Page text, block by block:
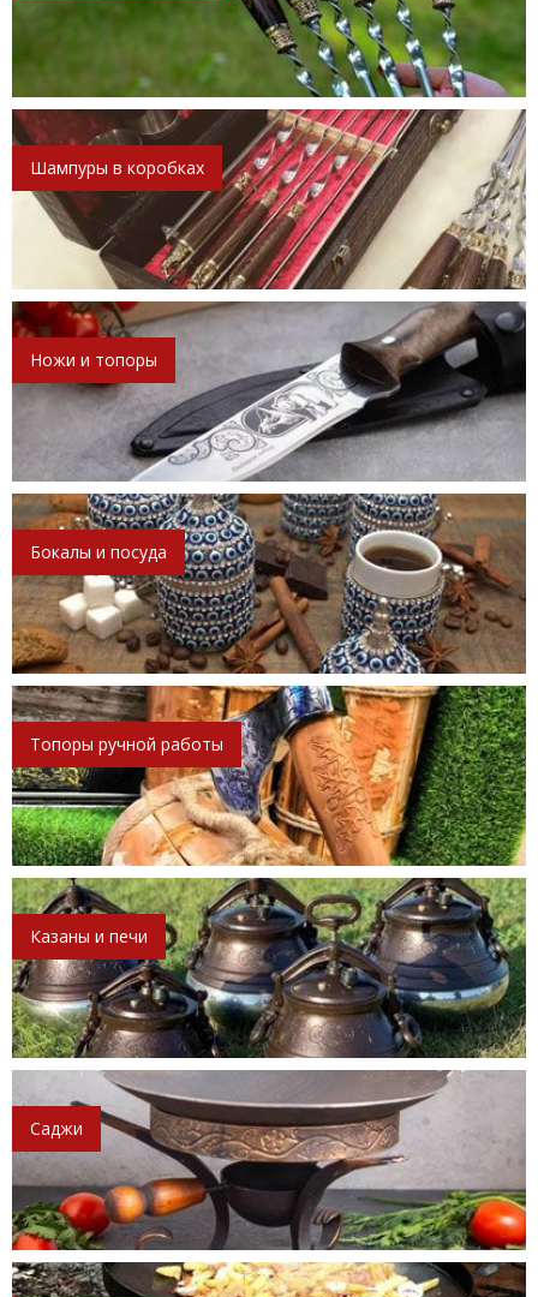
Шампуры в коробках
Ножи и топоры
Бокалы и посуда
Топоры ручной работы
Казаны и печи
Саджи